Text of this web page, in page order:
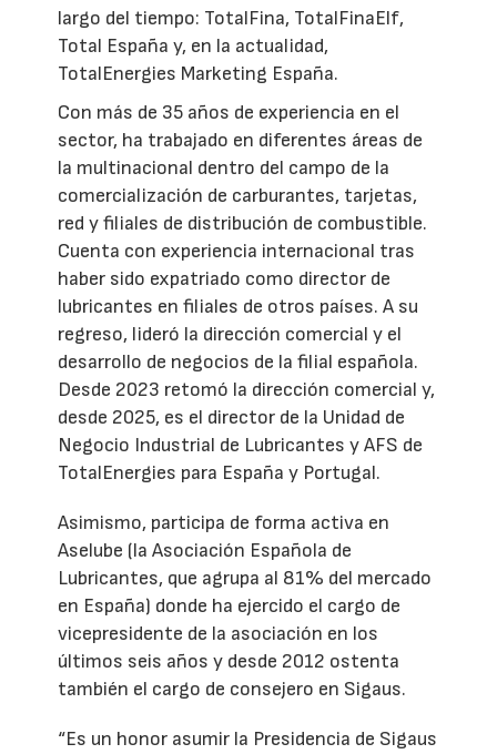
largo del tiempo: TotalFina, TotalFinaElf,
Total España y, en la actualidad,
TotalEnergies Marketing España.
Con más de 35 años de experiencia en el
sector, ha trabajado en diferentes áreas de
la multinacional dentro del campo de la
comercialización de carburantes, tarjetas,
red y filiales de distribución de combustible.
Cuenta con experiencia internacional tras
haber sido expatriado como director de
lubricantes en filiales de otros países. A su
regreso, lideró la dirección comercial y el
desarrollo de negocios de la filial española.
Desde 2023 retomó la dirección comercial y,
desde 2025, es el director de la Unidad de
Negocio Industrial de Lubricantes y AFS de
TotalEnergies para España y Portugal.
Asimismo, participa de forma activa en
Aselube (la Asociación Española de
Lubricantes, que agrupa al 81% del mercado
en España) donde ha ejercido el cargo de
vicepresidente de la asociación en los
últimos seis años y desde 2012 ostenta
también el cargo de consejero en Sigaus.
“Es un honor asumir la Presidencia de Sigaus